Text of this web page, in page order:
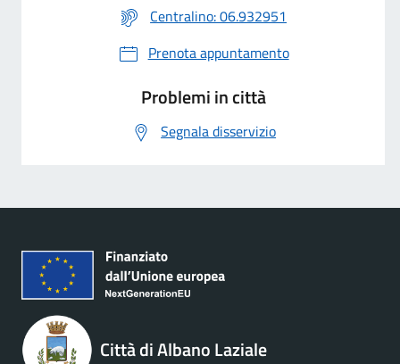
Centralino: 06.932951
Prenota appuntamento
Problemi in città
Segnala disservizio
Città di Albano Laziale